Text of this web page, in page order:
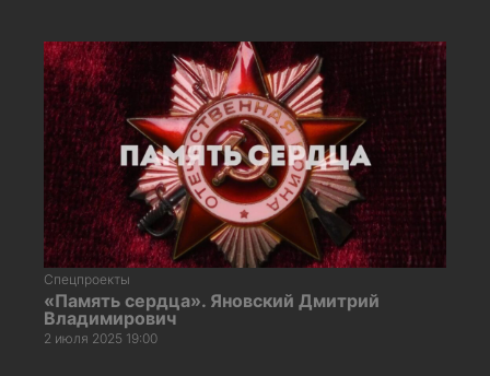
Спецпроекты
«Память сердца». Яновский Дмитрий
Владимирович
2 июля 2025 19:00